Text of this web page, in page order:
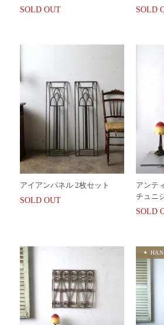
SOLD OUT
SOLD
アイアンパネル 2枚セット
SOLD OUT
アンテ
チュニ
SOLD